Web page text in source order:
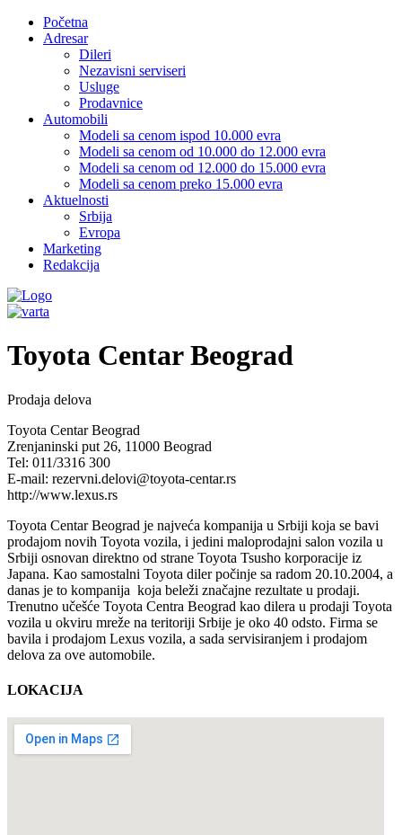
Početna
Adresar
Dileri
Nezavisni serviseri
Usluge
Prodavnice
Automobili
Modeli sa cenom ispod 10.000 evra
Modeli sa cenom od 10.000 do 12.000 evra
Modeli sa cenom od 12.000 do 15.000 evra
Modeli sa cenom preko 15.000 evra
Aktuelnosti
Srbija
Evropa
Marketing
Redakcija
Toyota Centar Beograd
Prodaja delova
Toyota Centar Beograd
Zrenjaninski put 26, 11000 Beograd
Tel: 011/3316 300
E-mail: rezervni.delovi@toyota-centar.rs
http://www.lexus.rs
Toyota Centar Beograd je najveća kompanija u Srbiji koja se bavi
prodajom novih Toyota vozila, i jedini maloprodajni salon vozila u
Srbiji osnovan direktno od strane Toyota Tsusho korporacije iz
Japana. Kao samostalni Toyota diler počinje sa radom 20.10.2004, a
danas je to kompanija koja beleži značajne rezultate u prodaji.
Trenutno učešće Toyota Centra Beograd kao dilera u prodaji Toyota
vozila u okviru mreže na teritoriji Srbije je oko 40 odsto. Firma se
bavila i prodajom Lexus vozila, a sada servisiranjem i prodajom
delova za ove automobile.
LOKACIJA